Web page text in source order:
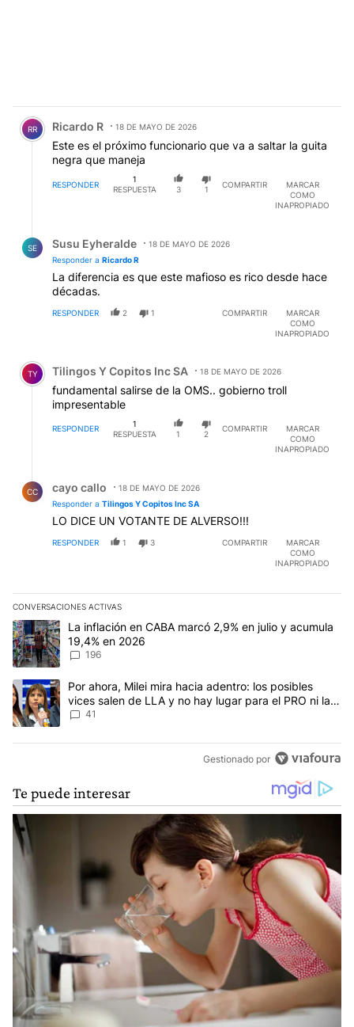
Comentario de Ricardo R.
RR Ricardo R 18 DE MAYO DE 2026
Este es el próximo funcionario que va a saltar la guita
negra que maneja
RESPONDER
1
RESPUESTA
3 1
COMPARTIR
MARCAR
COMO
INAPROPIADO
SE Susu Eyheralde
18 DE MAYO DE 2026
Responder a Ricardo R
La diferencia es que este mafioso es rico desde hace
décadas.
RESPONDER 2 1 COMPARTIR
MARCAR
COMO
INAPROPIADO
Comentario de Tilingos Y Copitos Inc SA.
TY Tilingos Y Copitos Inc SA 18 DE MAYO DE 2026
fundamental salirse de la OMS.. gobierno troll
impresentable
RESPONDER
1
RESPUESTA
1 2
COMPARTIR
MARCAR
COMO
INAPROPIADO
CC cayo callo
18 DE MAYO DE 2026
Responder a Tilingos Y Copitos Inc SA
LO DICE UN VOTANTE DE ALVERSO!!!
RESPONDER 1 3 COMPARTIR
MARCAR
COMO
INAPROPIADO
CONVERSACIONES ACTIVAS
Este listado muestra los artículos con más comentarios en los
Un artículo de tendencia con el título "La inflación en CABA
La inflación en CABA marcó 2,9% en julio y acumula
19,4% en 2026
196
Un artículo de tendencia con el título "Por ahora, Milei mira hacia
Por ahora, Milei mira hacia adentro: los posibles
vices salen de LLA y no hay lugar para el PRO ni la
UCR41
Gestionado por